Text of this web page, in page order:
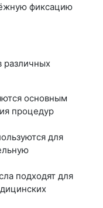
фиксацию
различных
основным
процедур
для
подходят для